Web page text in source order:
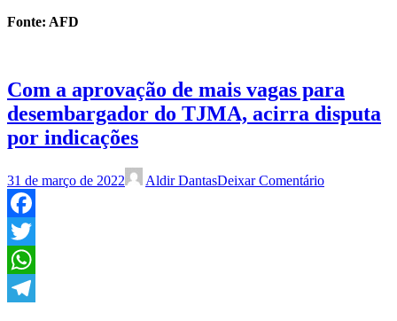
Fonte: AFD
Com a aprovação de mais vagas para
desembargador do TJMA, acirra disputa
por indicações
31 de março de 2022 Aldir DantasDeixar Comentário
Facebook
Twitter
WhatsApp